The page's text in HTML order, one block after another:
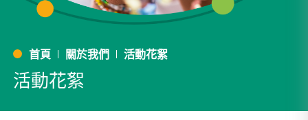
首頁 關於我們 活動花絮
活動花絮